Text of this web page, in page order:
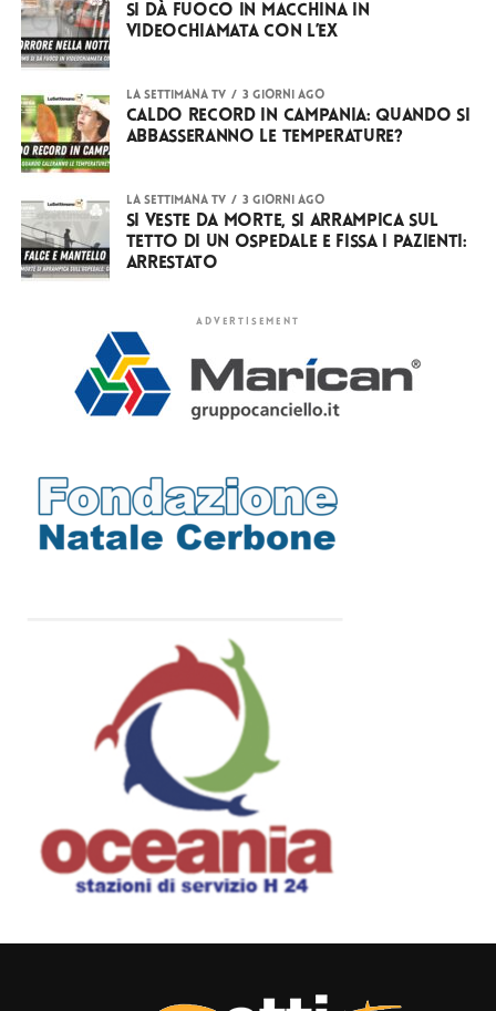
Si dà fuoco in macchina in
videochiamata con l’ex
LA SETTIMANA TV 3 giorni ago
Caldo record in Campania: quando si
abbasseranno le temperature?
LA SETTIMANA TV 3 giorni ago
Si veste da Morte, si arrampica sul
tetto di un ospedale e fissa i pazienti:
arrestato
ADVERTISEMENT